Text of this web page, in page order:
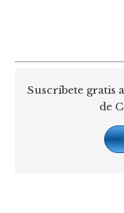
Suscríbete gratis
de